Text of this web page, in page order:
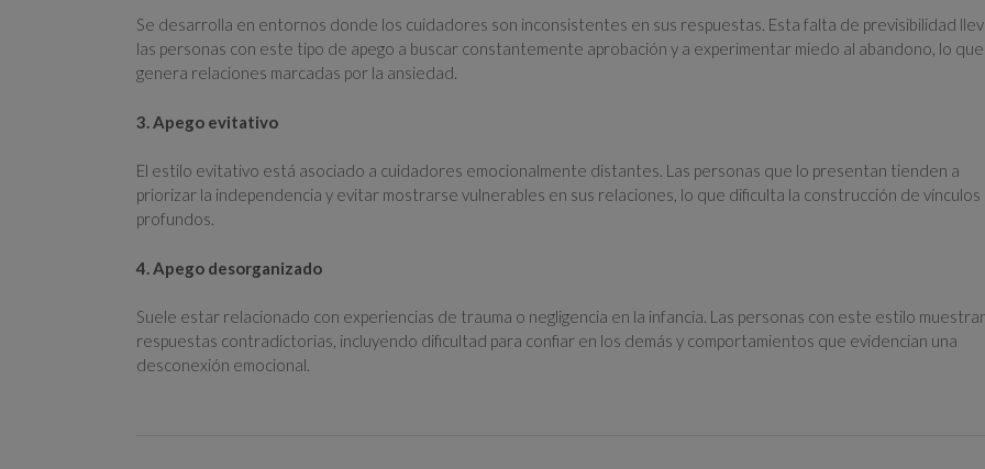
Se desarrolla en entornos donde los cuidadores son inconsistentes en sus respuestas. Esta falta de previsibilidad
las personas con este tipo de apego a buscar constantemente aprobación y a experimentar miedo al abandono, lo que
genera relaciones marcadas por la ansiedad.
3. Apego evitativo
El estilo evitativo está asociado a cuidadores emocionalmente distantes. Las personas que lo presentan tienden a
priorizar la independencia y evitar mostrarse vulnerables en sus relaciones, lo que dificulta la construcción de vínculos
profundos.
4. Apego desorganizado
Suele estar relacionado con experiencias de trauma o negligencia en la infancia. Las personas con este estilo
respuestas contradictorias, incluyendo dificultad para confiar en los demás y comportamientos que evidencian una
desconexión emocional.